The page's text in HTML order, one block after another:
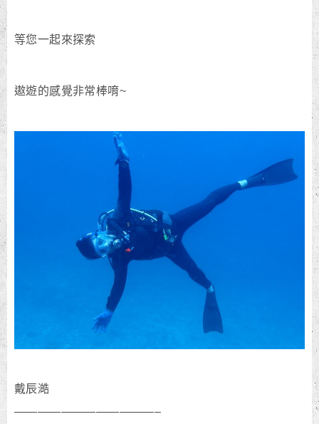
等您一起來探索
遨遊的感覺非常棒唷~
戴辰澔
————————————–